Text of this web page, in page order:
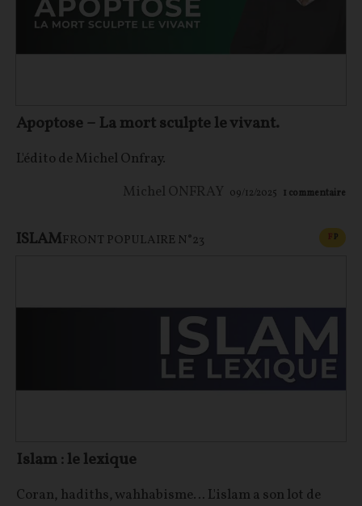
Apoptose – La mort sculpte le vivant.
L'édito de Michel Onfray.
Michel ONFRAY 09/12/2025 1 commentaire
ISLAMFRONT POPULAIRE N°23 FP
Islam : le lexique
Coran, hadiths, wahhabisme… L'islam a son lot de